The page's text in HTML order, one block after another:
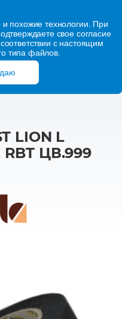
похожие технологии. При
свое согласие
с настоящим
типа файлов.
LION L
ЦВ.999